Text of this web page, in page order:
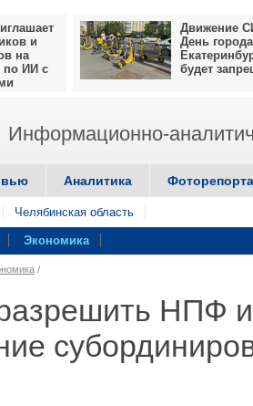
и
на
по ИИ с
Движение
День города
будет
Информационно-
Аналитика
Челябинская область
Экономика
/
НПФ